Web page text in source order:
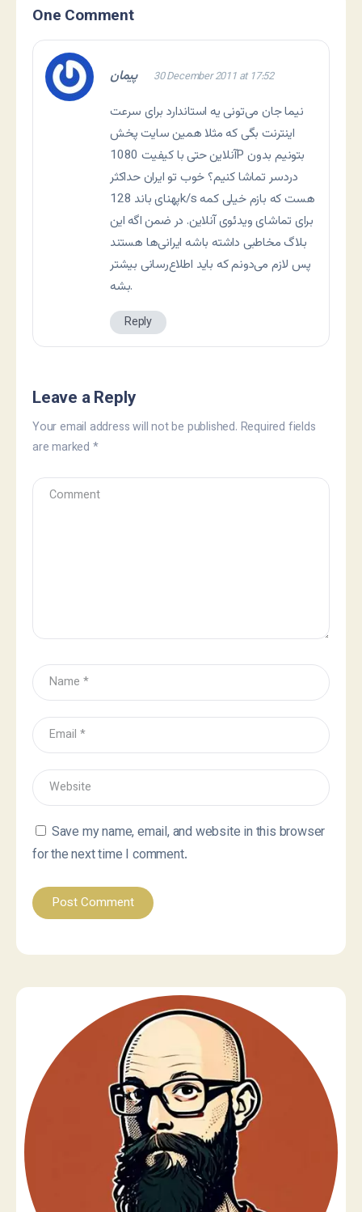
One Comment
پیمان 30 December 2011 at 17:52
نیما جان می‌تونی یه استاندارد برای سرعت
اینترنت بگی که مثلا همین سایت پخش
آنلاین حتی با کیفیت 1080P بتونیم بدون
دردسر تماشا کنیم؟ خوب تو ایران حداکثر
پهنای باند 128k/s هست که بازم خیلی کمه
برای تماشای ویدئوی آنلاین. در ضمن اگه این
بلاگ مخاطبی داشته باشه ایرانی‌ها هستند
پس لازم می‌دونم که باید اطلاع‌رسانی بیشتر
بشه.
Reply
Leave a Reply
Your email address will not be published. Required fields
are marked *
Save my name, email, and website in this browser
for the next time I comment.